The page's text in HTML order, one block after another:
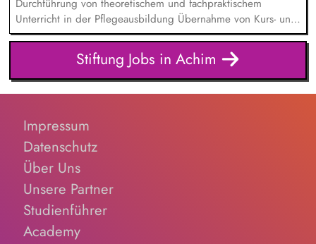
Durchführung von theoretischem und fachpraktischem
Unterricht in der Pflegeausbildung Übernahme von Kurs- und
Klassenleitungen sowie Lernberatung der Auszubildenden
Pädagogische Begleitung und Beratung von
Bildungsteilnehmenden während der Ausbildung Planung,
Durchführung und Bewertung von Leistungsnachweisen und
Prüfungen in Theorie und Praxis Praxisbegleitung der
kooperierenden Praxiseinrichtungen
Stiftung Jobs in Achim
Impressum
Datenschutz
Über Uns
Unsere Partner
Studienführer
Academy